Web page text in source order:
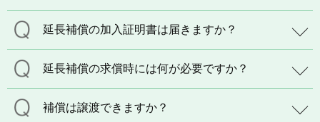
延長補償の加入証明書は届きますか？
延長補償の求償時には何が必要ですか？
補償は譲渡できますか？